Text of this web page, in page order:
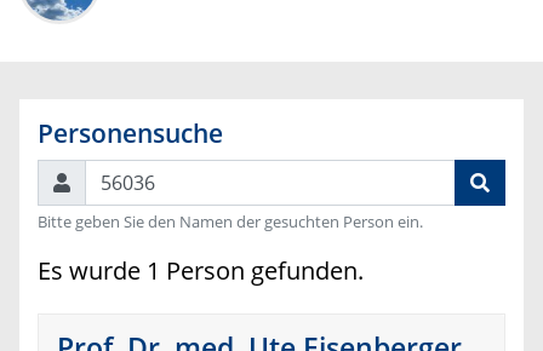
Personensuche
Suchen
Bitte geben Sie den Namen der gesuchten Person ein.
Es wurde 1 Person gefunden.